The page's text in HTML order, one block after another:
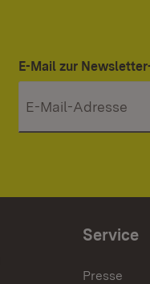
E-Mail zur
Service
Presse